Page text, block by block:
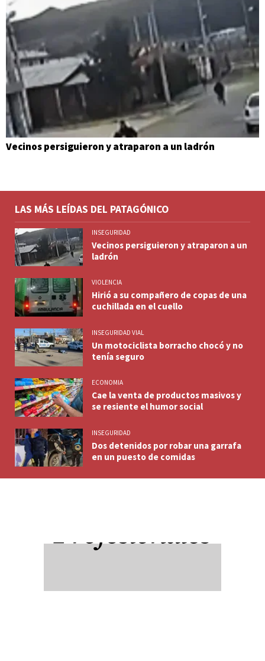
Vecinos persiguieron y atraparon a un ladrón
LAS MÁS LEÍDAS DEL PATAGÓNICO
INSEGURIDAD
Vecinos persiguieron y atraparon a un
ladrón
VIOLENCIA
Hirió a su compañero de copas de una
cuchillada en el cuello
INSEGURIDAD VIAL
Un motociclista borracho chocó y no
tenía seguro
ECONOMIA
Cae la venta de productos masivos y
se resiente el humor social
INSEGURIDAD
Dos detenidos por robar una garrafa
en un puesto de comidas